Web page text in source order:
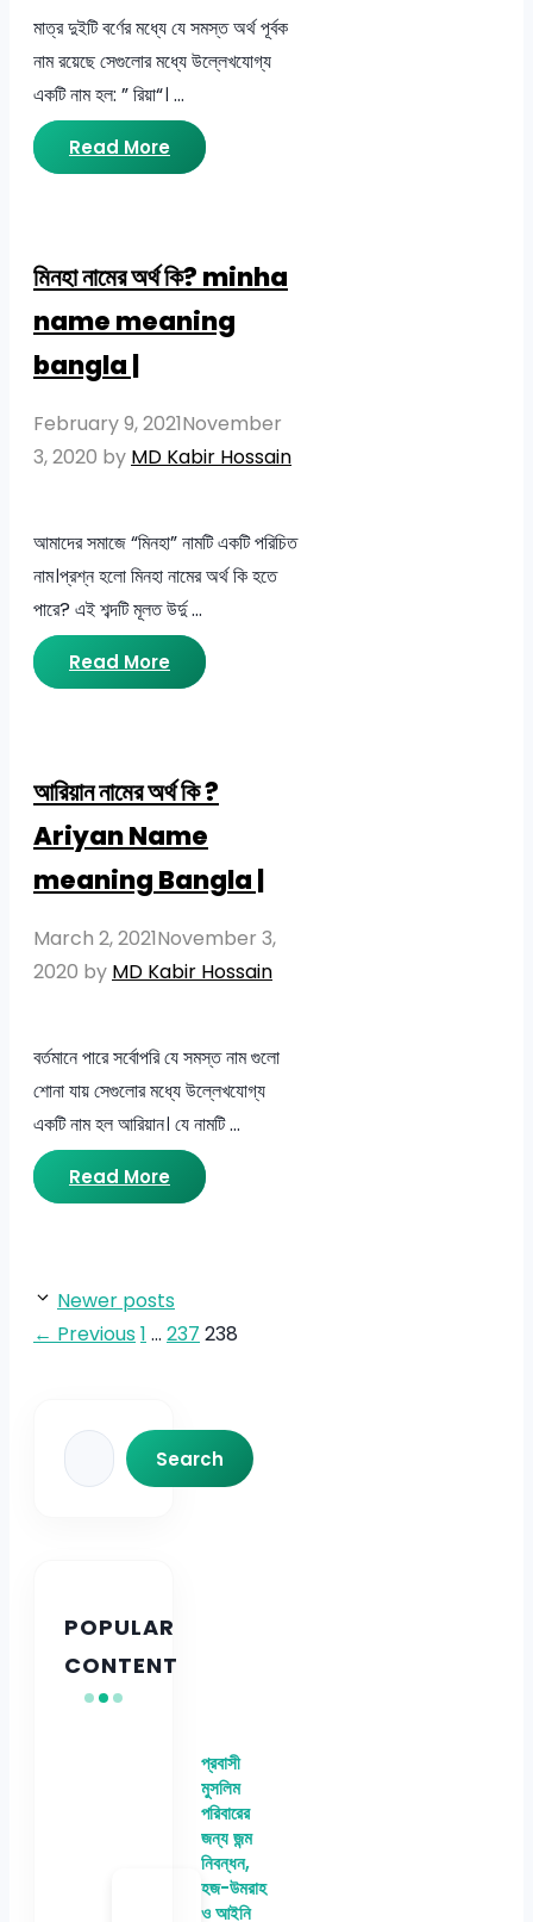
মাত্র দুইটি বর্ণের মধ্যে যে সমস্ত অর্থ পূর্বক
নাম রয়েছে সেগুলোর মধ্যে উল্লেখযোগ্য
একটি নাম হল: ” রিয়া“। …
Read More
মিনহা নামের অর্থ কি? minha
name meaning
bangla |
February 9, 2021November
3, 2020 by MD Kabir Hossain
আমাদের সমাজে “মিনহা” নামটি একটি পরিচিত
নাম।প্রশ্ন হলো মিনহা নামের অর্থ কি হতে
পারে? এই শব্দটি মূলত উর্দু …
Read More
আরিয়ান নামের অর্থ কি ?
Ariyan Name
meaning Bangla |
March 2, 2021November 3,
2020 by MD Kabir Hossain
বর্তমানে পারে সর্বোপরি যে সমস্ত নাম গুলো
শোনা যায় সেগুলোর মধ্যে উল্লেখযোগ্য
একটি নাম হল আরিয়ান। যে নামটি …
Read More
Newer posts
← PreviousPage
1 … Page
237 Page
238
Search
Search
POPULAR
CONTENT
প্রবাসী
মুসলিম
পরিবারের
জন্য জন্ম
নিবন্ধন,
হজ-উমরাহ
ও আইনি